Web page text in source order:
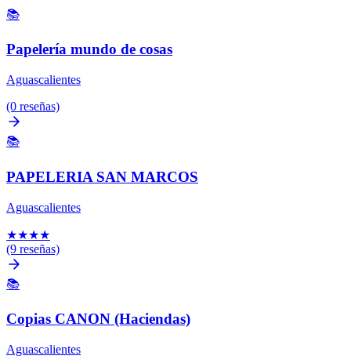
📚
Papelería mundo de cosas
Aguascalientes
(0 reseñas)
📚
PAPELERIA SAN MARCOS
Aguascalientes
★★★★
(9 reseñas)
📚
Copias CANON (Haciendas)
Aguascalientes